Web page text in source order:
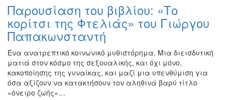
Παρουσίαση του βιβλίου: «Το
κορίτσι της Φτελιάς» του Γιώργου
Παπακωνσταντή
Ένα ανατρεπτικό κοινωνικό μυθιστόρημα. Μια διεισδυτική
ματιά στον κόσμο της σεξουαλικής, και όχι μόνο,
κακοποίησης της γυναίκας, και μαζί μια υπενθύμιση για
όσα αξίζουν να κατακτήσουν τον αληθινά βαρύ τίτλο
«όνειρο ζωής»…